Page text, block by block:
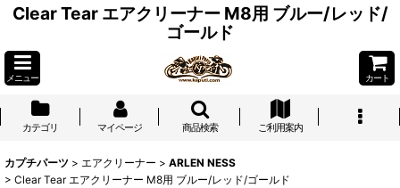
Clear Tear エアクリーナー M8用 ブルー/レッド/
ゴールド
メニュー カート
カテゴリ マイページ 商品検索 ご利用案内
カプチパーツ > エアクリーナー > ARLEN NESS
> Clear Tear エアクリーナー M8用 ブルー/レッド/ゴールド